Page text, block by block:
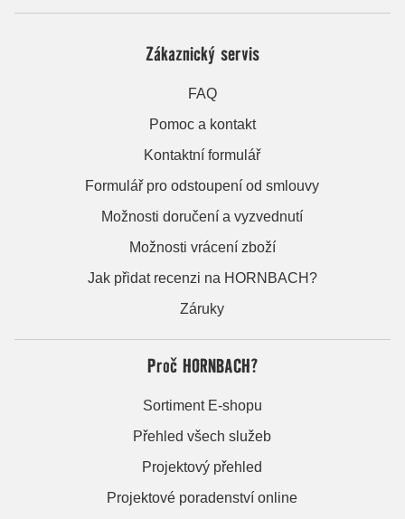
Zákaznický servis
FAQ
Pomoc a kontakt
Kontaktní formulář
Formulář pro odstoupení od smlouvy
Možnosti doručení a vyzvednutí
Možnosti vrácení zboží
Jak přidat recenzi na HORNBACH?
Záruky
Proč HORNBACH?
Sortiment E-shopu
Přehled všech služeb
Projektový přehled
Projektové poradenství online